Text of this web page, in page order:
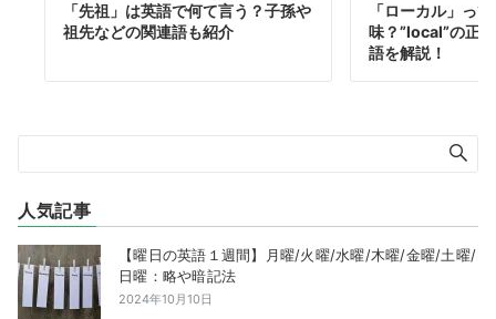
「先祖」は英語で何て言う？子孫や
祖先などの関連語も紹介
「ローカル」っ
味？”local”の正
語を解説！
人気記事
【曜日の英語１週間】月曜/火曜/水曜/木曜/金曜/土曜/
日曜：略や暗記法
2024年10月10日